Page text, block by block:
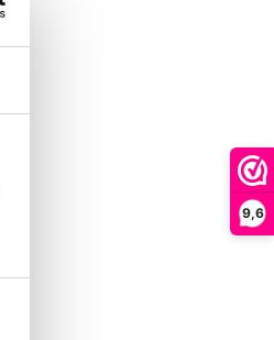
9,6